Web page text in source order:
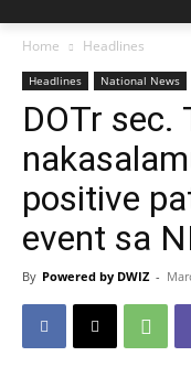
Home Headlines
Headlines National News
DOTr sec.
positive
event sa
By Powered by DWIZ -